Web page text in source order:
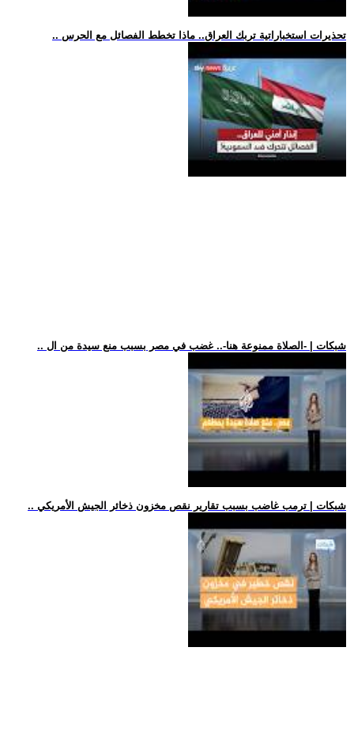
.. تحذيرات استخباراتية تربك العراق.. ماذا تخطط الفصائل مع الحرس
.. شبكات | -الصلاة ممنوعة هنا-.. غضب في مصر بسبب منع سيدة من ال
.. شبكات | ترمب غاضب بسبب تقارير نقص مخزون ذخائر الجيش الأمريكي